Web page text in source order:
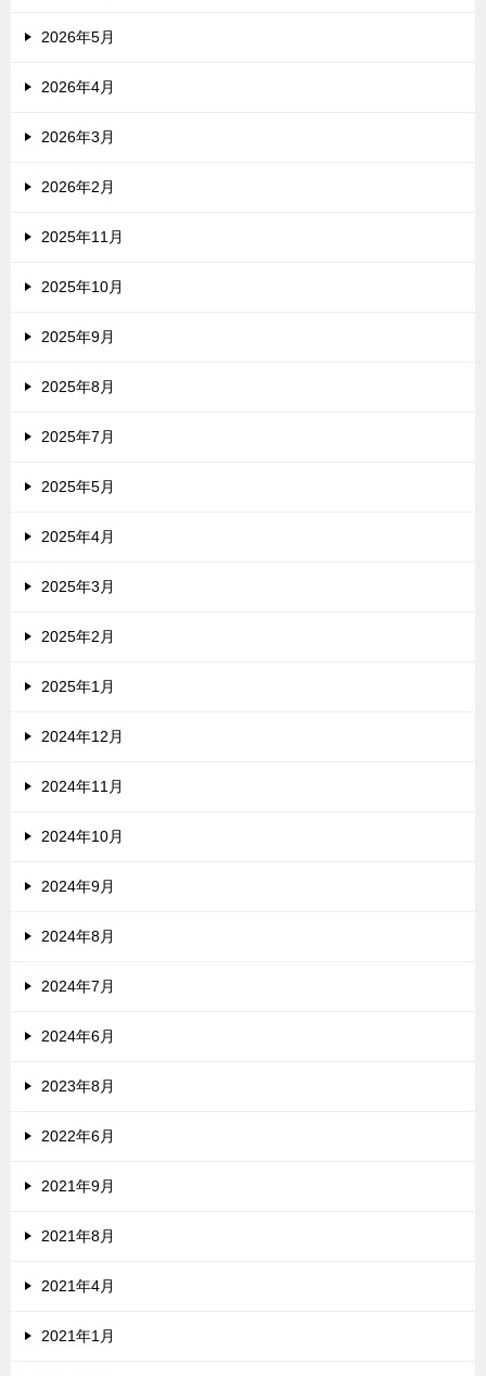
2026年5月
2026年4月
2026年3月
2026年2月
2025年11月
2025年10月
2025年9月
2025年8月
2025年7月
2025年5月
2025年4月
2025年3月
2025年2月
2025年1月
2024年12月
2024年11月
2024年10月
2024年9月
2024年8月
2024年7月
2024年6月
2023年8月
2022年6月
2021年9月
2021年8月
2021年4月
2021年1月